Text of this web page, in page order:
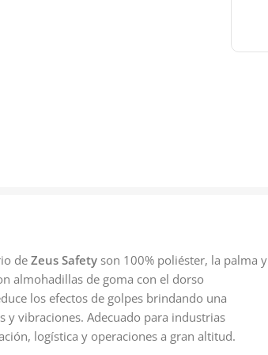
de Zeus Safety son 100% poliéster, la palma y
almohadillas de goma con el dorso
los efectos de golpes brindando una
y vibraciones. Adecuado para industrias
logística y operaciones a gran altitud.